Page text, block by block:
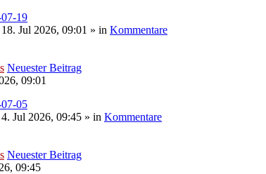
19
18. Jul 2026, 09:01 » in Kommentare
Neuester Beitrag
09:01
05
4. Jul 2026, 09:45 » in Kommentare
Neuester Beitrag
09:45